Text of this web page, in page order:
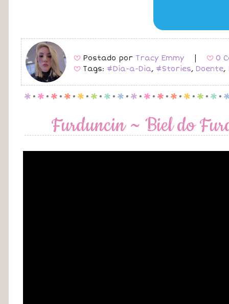
B Postado por Tracy Emmy B 0
B Tags: #Dia-a-Dia, #Stories, Doente,
p . p . p . p . p . p . p . p . p . p . p . p . p . p . p .
Furduncin ~ Biel do